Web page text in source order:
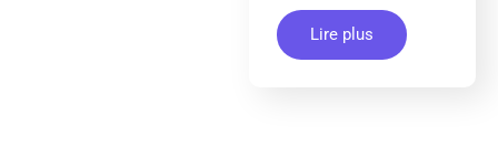
Lire plus